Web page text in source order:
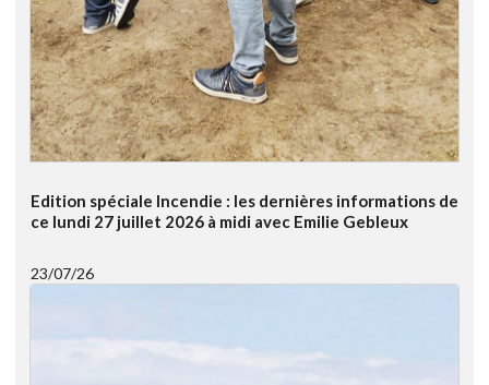
Edition spéciale Incendie : les dernières informations de
ce lundi 27 juillet 2026 à midi avec Emilie Gebleux
23/07/26